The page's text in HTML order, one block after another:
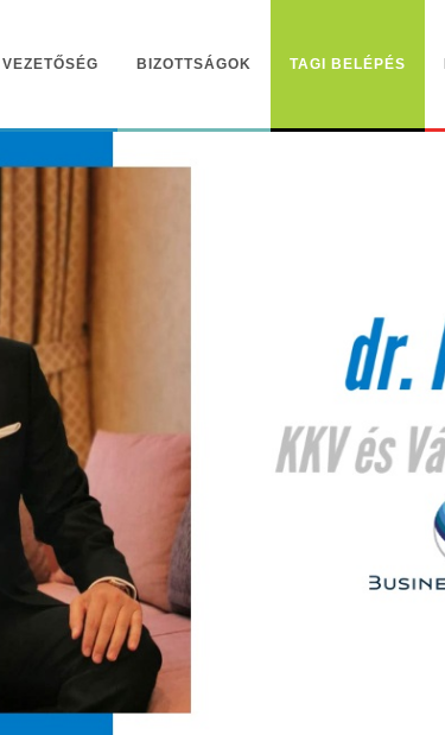
VEZETŐSÉG BIZOTTSÁGOK TAGI BELÉPÉS